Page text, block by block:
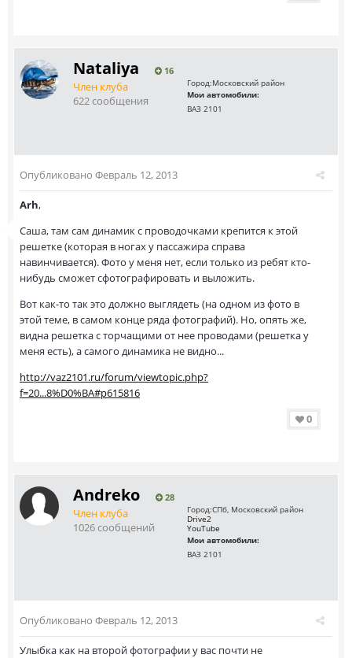
Nataliya 16
Член клуба
622 сообщения
Город:Московский район
Мои автомобили:
ВАЗ 2101
Опубликовано Февраль 12, 2013
Arh,
Саша, там сам динамик с проводочками крепится к этой
решетке (которая в ногах у пассажира справа
навинчивается). Фото у меня нет, если только из ребят кто-
нибудь сможет сфотографировать и выложить.
Вот как-то так это должно выглядеть (на одном из фото в
этой теме, в самом конце ряда фотографий). Но, опять же,
видна решетка с торчащими от нее проводами (решетка у
меня есть), а самого динамика не видно...
http://vaz2101.ru/forum/viewtopic.php?
f=20...8%D0%BA#p615816
0
Andreko 28
Член клуба
1026 сообщений
Город:СПб, Московский район
Drive2
YouTube
Мои автомобили:
ВАЗ 2101
Опубликовано Февраль 12, 2013
Улыбка как на второй фотографии у вас почти не